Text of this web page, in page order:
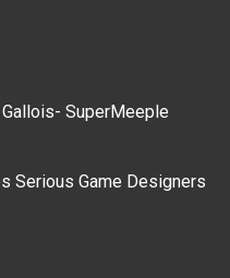
SuperMeeple
Serious Game Designers